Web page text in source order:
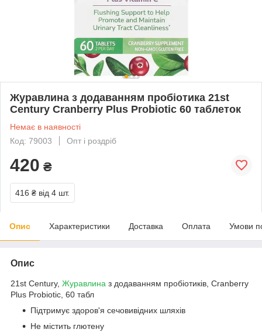
Журавлина з додаванням пробіотика 21st
Century Cranberry Plus Probiotic 60 таблеток
Немає в наявності
Код: 79003
Опт і роздріб
420 ₴
416 ₴ від 4 шт.
Опис Характеристики Доставка Оплата Умови
Опис
21st Century, Журавлина з додаванням пробіотиків, Cranberry
Plus Probiotic, 60 табл
Підтримує здоров'я сечовивідних шляхів
Не містить глютену